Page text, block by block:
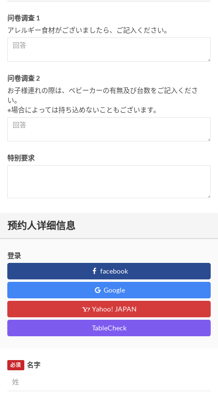
问卷调查 1
アレルギー食材がございましたら、ご記入ください。
问卷调查 2
お子様連れの際は、ベビーカーの有無及び台数をご記入くださ
い。
※場合によっては持ち込めないこともございます。
特别要求
预约人详细信息
登录
facebook
Google
Yahoo! JAPAN
TableCheck
名字
必须